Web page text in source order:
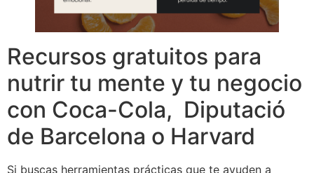
Recursos gratuitos para
nutrir tu mente y tu negocio
con Coca-Cola, Diputació
de Barcelona o Harvard
Si buscas herramientas prácticas que te ayuden a